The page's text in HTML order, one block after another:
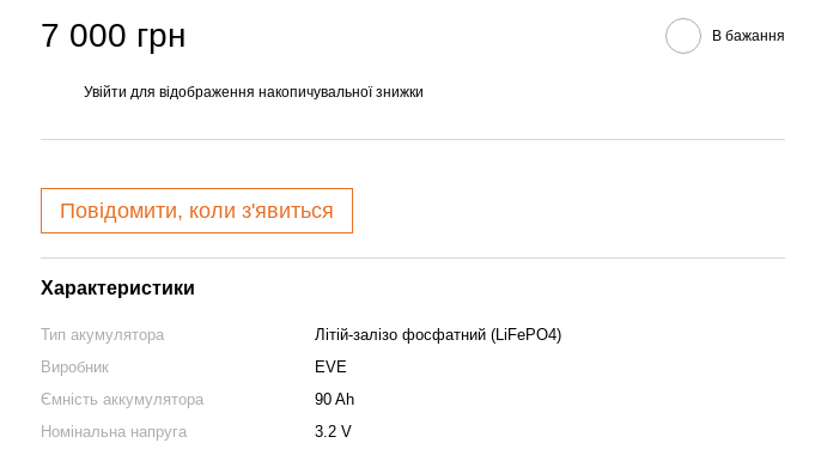
7 000 грн В бажання
Увійти для відображення накопичувальної знижки
Повідомити, коли з'явиться
Характеристики
Тип акумулятора
Літій-залізо фосфатний (LiFePO4)
Виробник
EVE
Ємність аккумулятора
90 Ah
Номінальна напруга
3.2 V